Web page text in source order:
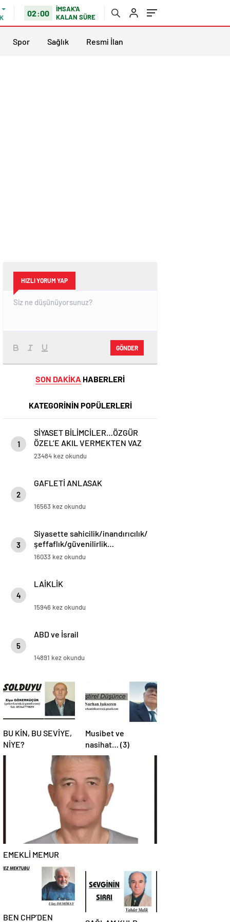
02:00
İMSAK'A
KALAN SÜRE
Spor Sağlık Resmi İlan
HIZLI YORUM YAP
GÖNDER
SON DAKİKA HABERLERİ
KATEGORİNİN POPÜLERLERİ
1
SİYASET BİLİMCİLER…ÖZGÜR
ÖZEL’E AKIL VERMEKTEN VAZ
GEÇİN..
23484 kez okundu
2
GAFLETİ ANLASAK
16563 kez okundu
3
Siyasette sahicilik/inandırıcılık/
şeffaflık/güvenilirlik…
16033 kez okundu
4
LAİKLİK
15946 kez okundu
5
ABD ve İsrail
14891 kez okundu
BU KİN, BU SEVİYE,
NİYE?
Musibet ve
nasihat… (3)
EMEKLİ MEMUR
BEN CHP’DEN